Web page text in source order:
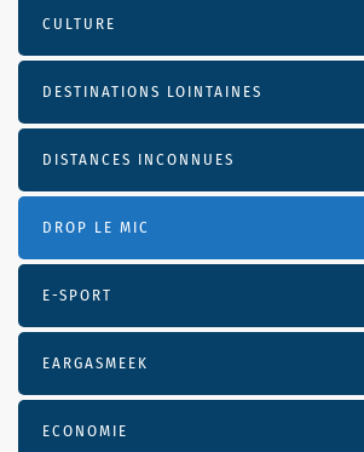
CULTURE
DESTINATIONS LOINTAINES
DISTANCES INCONNUES
DROP LE MIC
E-SPORT
EARGASMEEK
ECONOMIE